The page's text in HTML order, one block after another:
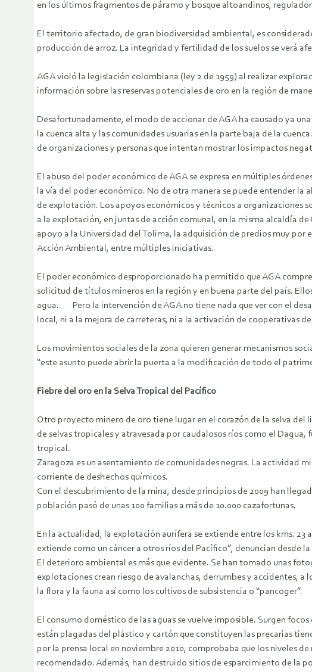
en los últimos fragmentos de páramo y bosque altoandinos,
El territorio afectado, de gran biodiversidad ambiental, es
producción de arroz. La integridad y fertilidad de los suelos se verá
AGA violó la legislación colombiana (ley 2 de 1959) al realizar
información sobre las reservas potenciales de oro en la región de
Desafortunadamente, el modo de accionar de AGA ha causado ya
la cuenca alta y las comunidades usuarias en la parte baja de la
de organizaciones y personas que intentan mostrar los impactos
El abuso del poder económico de AGA se expresa en múltiples
la vía del poder económico. No de otra manera se puede entender
de explotación. Los apoyos económicos y técnicos a organizaciones
a la explotación, en juntas de acción comunal, en la misma alcaldía
apoyo a la Universidad del Tolima, la adquisición de predios muy
Acción Ambiental, entre múltiples iniciativas.
El poder económico desproporcionado ha permitido que AGA
solicitud de títulos mineros en la región y en buena parte del país.
agua. Pero la intervención de AGA no tiene nada que ver con el
local, ni a la mejora de carreteras, ni a la activación de cooperativas
Los movimientos sociales de la zona quieren generar mecanismos
“este asunto puede abrir la puerta a la modificación de todo el
Fiebre del oro en la Selva Tropical del Pacífico
Otro proyecto minero de oro tiene lugar en el corazón de la selva
de selvas tropicales y atravesada por caudalosos ríos como el
tropical.
Zaragoza es un asentamiento de comunidades negras. La actividad
corriente de deshechos químicos.
Con el descubrimiento de la mina, desde principios de 2009 han
población pasó de unas 100 familias a más de 10.000 cazafortunas.
En la actualidad, la explotación aurífera se extiende entre los kms. 23
extiende como un cáncer a otros ríos del Pacífico”, denuncian desde
El deterioro ambiental es más que evidente. Se han tomado unas
explotaciones crean riesgo de avalanchas, derrumbes y accidentes, a
la flora y la fauna así como los cultivos de subsistencia o “pancoger”.
El consumo doméstico de las aguas se vuelve imposible. Surgen
están plagadas del plástico y cartón que constituyen las precarias
por la prensa local en noviembre 2010, comprobaba que los niveles
recomendado. Además, han destruido sitios de esparcimiento de la